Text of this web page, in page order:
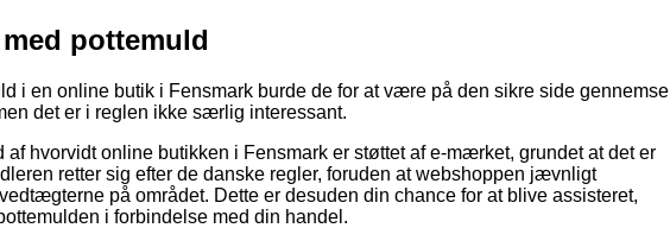
pottemuld
i en online butik i Fensmark burde de for at være på den sikre side gennemse
det er i reglen ikke særlig interessant.
af hvorvidt online butikken i Fensmark er støttet af e-mærket, grundet at det er
retter sig efter de danske regler, foruden at webshoppen jævnligt
på området. Dette er desuden din chance for at blive assisteret,
i forbindelse med din handel.